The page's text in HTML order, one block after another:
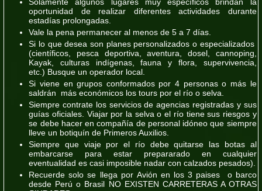
Solamente algunos lugares muy específicos brindan la
oportunidad de realizar diferentes actividades durante
estadías prolongadas.
Vale la pena permanecer al menos de5 a 7días.
Si lo que desea son planes personalizados o especializados
(científicos, pesca deportiva, aventura, dosel, cannoping,
Kayak, culturas indígenas, fauna y flora, supervivencia,
etc.) Busque un operador local.
Si viene en grupos conformados por 4 personas o más le
saldrán más económicos los tours por el río o selva.
Siempre contrate los servicios de agencias registradas y sus
guías oficiales. Viajar por la selva o el río tiene sus riesgos y
se debe hacer en compañía de personal idóneo que siempre
lleve un botiquín de Primeros Auxilios.
Siempre que viaje por el río debe quitarse las botas al
embarcarse para estar prepararado en cualquier
eventualidad escasi imposible nadar con calzados pesados).
Recuerde solo se llega por Avión en los 3 paises o barco
desde Perú o Brasil NO EXISTEN CARRETERAS A OTRAS